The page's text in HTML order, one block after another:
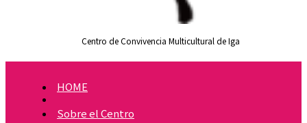
Centro de Convivencia Multicultural de Iga
HOME
Sobre el Centro